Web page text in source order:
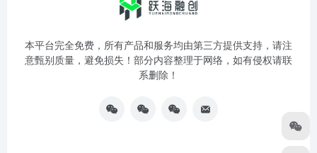
本平台完全免费，所有产品和服务均由第三方提供支持，请注
意甄别质量，避免损失！部分内容整理于网络，如有侵权请联
系删除！